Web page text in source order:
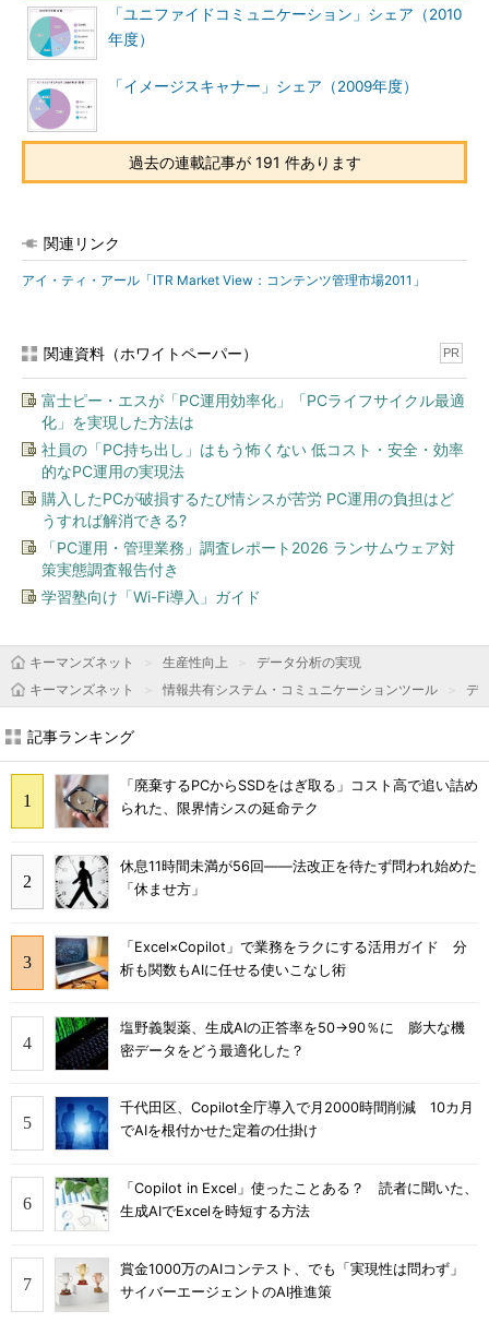
「ユニファイドコミュニケーション」シェア（2010
年度）
「イメージスキャナー」シェア（2009年度）
過去の連載記事が 191 件あります
関連リンク
アイ・ティ・アール「ITR Market View：コンテンツ管理市場2011」
関連資料（ホワイトペーパー） PR
富士ピー・エスが「PC運用効率化」「PCライフサイクル最適
化」を実現した方法は
社員の「PC持ち出し」はもう怖くない 低コスト・安全・効率
的なPC運用の実現法
購入したPCが破損するたび情シスが苦労 PC運用の負担はど
うすれば解消できる?
「PC運用・管理業務」調査レポート2026 ランサムウェア対
策実態調査報告付き
学習塾向け「Wi-Fi導入」ガイド
キーマンズネット 生産性向上
データ分析の実現
キーマンズネット
情報共有システム・コミュニケーションツール デ
記事ランキング
「廃棄するPCからSSDをはぎ取る」コスト高で追い詰め
られた、限界情シスの延命テク
休息11時間未満が56回――法改正を待たず問われ始めた
「休ませ方」
「Excel×Copilot」で業務をラクにする活用ガイド 分
析も関数もAIに任せる使いこなし術
塩野義製薬、生成AIの正答率を50→90％に 膨大な機
密データをどう最適化した？
千代田区、Copilot全庁導入で月2000時間削減 10カ月
でAIを根付かせた定着の仕掛け
「Copilot in Excel」使ったことある？ 読者に聞いた、
生成AIでExcelを時短する方法
賞金1000万のAIコンテスト、でも「実現性は問わず」
サイバーエージェントのAI推進策